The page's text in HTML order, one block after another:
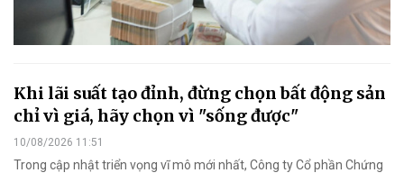
Khi lãi suất tạo đỉnh, đừng chọn bất động sản
chỉ vì giá, hãy chọn vì "sống được"
10/08/2026 11:51
Trong cập nhật triển vọng vĩ mô mới nhất, Công ty Cổ phần Chứng